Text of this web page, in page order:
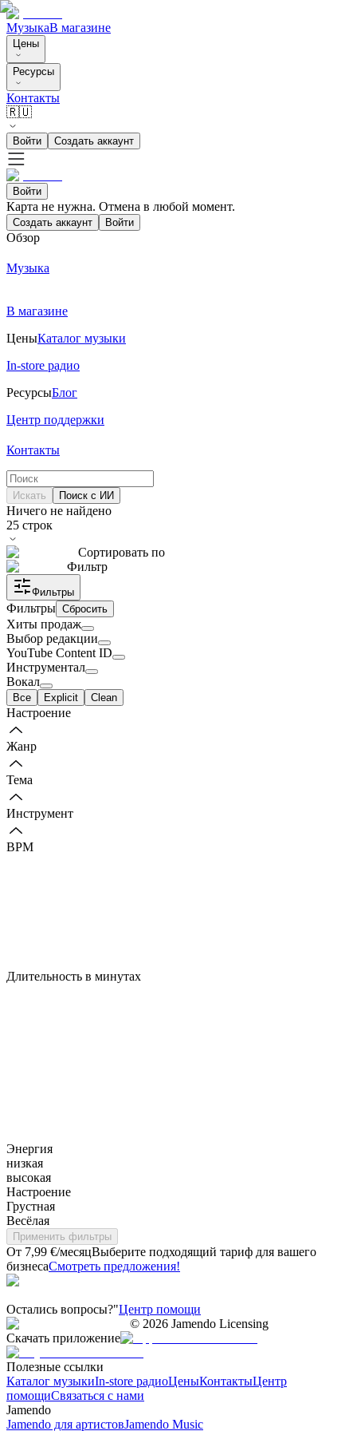
МузыкаВ магазине
Цены
Ресурсы
Контакты
🇷🇺
Войти Создать аккаунт
Войти
Карта не нужна. Отмена в любой момент.
Создать аккаунт Войти
Обзор
Музыка
В магазине
ЦеныКаталог музыки
In-store радио
РесурсыБлог
Центр поддержки
Контакты
Искать Поиск с ИИ
Ничего не найдено
25 строк
Сортировать по
Фильтр
Фильтры
Фильтры Сбросить
Хиты продаж
Выбор редакции
YouTube Content ID
Инструментал
Вокал
Все Explicit Clean
Настроение
Жанр
Тема
Инструмент
BPM
Длительность в минутах
Энергия
низкая
высокая
Настроение
Грустная
Весёлая
Применить фильтры
От 7,99 €/месяцВыберите подходящий тариф для вашего
бизнесаСмотреть предложения!
Остались вопросы?"Центр помощи
© 2026 Jamendo Licensing
Скачать приложение
Полезные ссылки
Каталог музыкиIn-store радиоЦеныКонтактыЦентр
помощиСвязаться с нами
Jamendo
Jamendo для артистовJamendo Music